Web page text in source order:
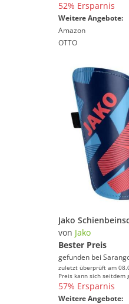
52% Ersparnis
Weitere Angebote:
Amazon
OTTO
von Jako
Bester Preis
gefunden bei
zuletzt überprüft am
Preis kann sich seitdem
57% Ersparnis
Weitere Angebote: